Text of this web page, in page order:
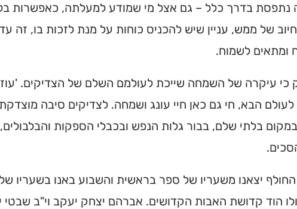
בדרך כלל – גם אצל מי שמודע למעלתה, כאפשרות
של ממש, עניין שיש להכניס כוחות על מנת לזכות בו, זה
ומתאים לשמוח.
כי עיקרה של השמחה שייכת לעולמם השלם של הצדיקים. 'עוז
לעולם הבא, חי גם כאן חיי עונג ושמחה. לצדיקים סיבה
בלתי שלם, בבור גלות הנפש ובכבלי הספקות
יצאנו משעריו של ספר בראשית והשבוע באנו בשעריו
הוד קדושת האבות הקדושים. אברהם יצחק יעקב וי"ב